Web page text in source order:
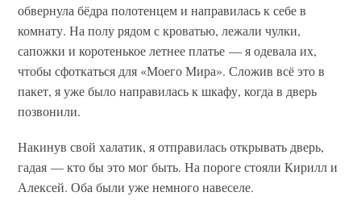
обвернула бёдра полотенцем и направилась к себе в
комнату. На полу рядом с кроватью, лежали чулки,
сапожки и коротенькое летнее платье — я одевала их,
чтобы сфоткаться для «Моего Мира». Сложив всё это в
пакет, я уже было направилась к шкафу, когда в дверь
позвонили.
Накинув свой халатик, я отправилась открывать дверь,
гадая — кто бы это мог быть. На пороге стояли Кирилл и
Алексей. Оба были уже немного навеселе.